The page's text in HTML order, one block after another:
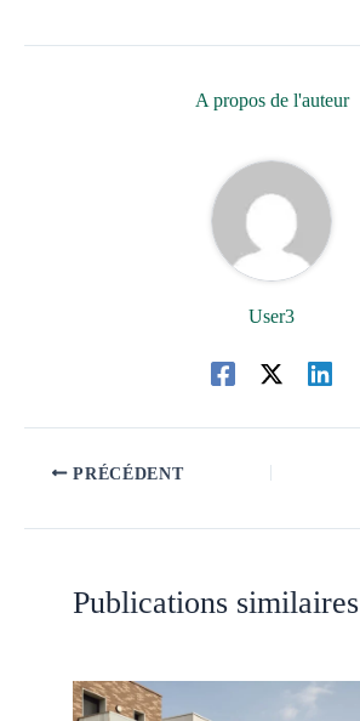
A propos de l'auteur
User3
PRÉCÉDENT
Publications similaires